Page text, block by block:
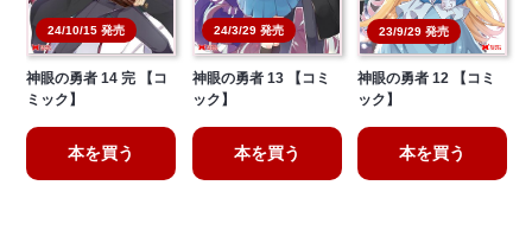
24/10/15 発売
神眼の勇者 14 完 【コ
ミック】
本を買う
24/3/29 発売
神眼の勇者 13 【コミ
ック】
本を買う
23/9/29 発売
神眼の勇者 12 【コミ
ック】
本を買う